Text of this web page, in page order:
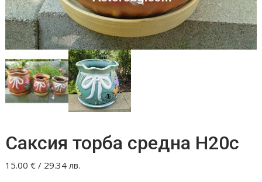
Саксия торба средна Н20c
15.00€ / 29.34 лв.